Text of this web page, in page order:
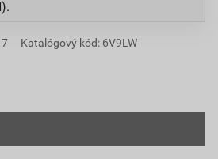
Katalógový kód: 6V9LW